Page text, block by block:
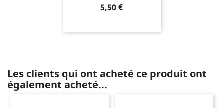
Prix
5,50 €
Les clients qui ont acheté ce produit ont
également acheté...